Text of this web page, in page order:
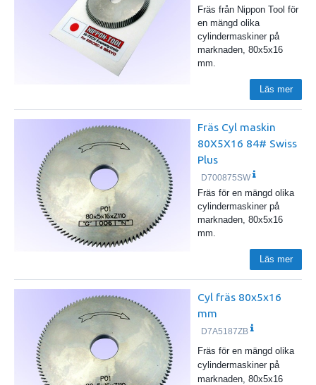
Fräs från Nippon Tool för
en mängd olika
cylindermaskiner på
marknaden, 80x5x16
mm.
Läs mer
Fräs Cyl maskin
80X5X16 84# Swiss
Plus
D700875SW
Fräs för en mängd olika
cylindermaskiner på
marknaden, 80x5x16
mm.
Läs mer
Cyl fräs 80x5x16
mm
D7A5187ZB
Fräs för en mängd olika
cylindermaskiner på
marknaden, 80x5x16